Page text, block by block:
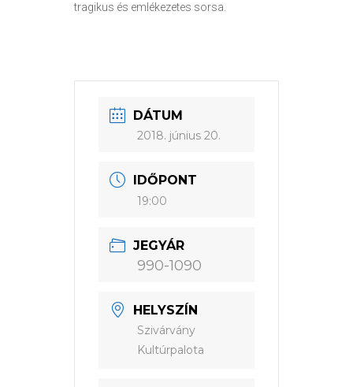
tragikus és emlékezetes sorsa.
DÁTUM
2018. június 20.
IDŐPONT
19:00
JEGYÁR
990-1090
HELYSZÍN
Szivárvány
Kultúrpalota